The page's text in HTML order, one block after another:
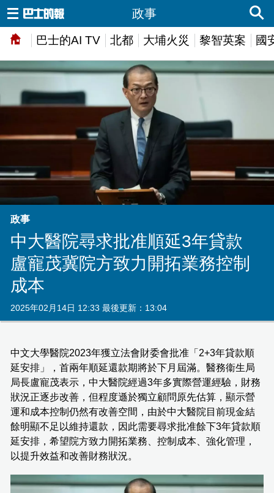
巴士的AI TV 北都 大埔火災 黎智英案 國
政事
政事
中大醫院尋求批准順延3年貸款
盧寵茂冀院方致力開拓業務控制
成本
2025年02月14日 12:33 最後更新：13:04
中文大學醫院2023年獲立法會財委會批准「2+3年貸款順
延安排」，首兩年順延還款期將於下月屆滿。醫務衞生局
局長盧寵茂表示，中大醫院經過3年多實際營運經驗，財務
狀況正逐步改善，但程度遜於獨立顧問原先估算，顯示營
運和成本控制仍然有改善空間，由於中大醫院目前現金結
餘明顯不足以維持還款，因此需要尋求批准餘下3年貸款順
延安排，希望院方致力開拓業務、控制成本、強化管理，
以提升效益和改善財務狀況。